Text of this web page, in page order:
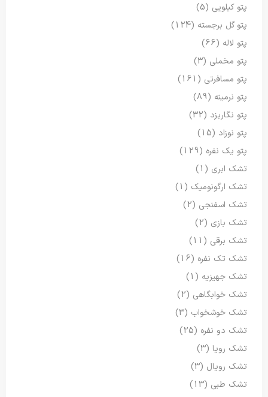
پتو کیلویی (5)
پتو گل برجسته (124)
پتو لاله (66)
پتو مخملی (3)
پتو مسافرتی (161)
پتو نرمینه (89)
پتو نگاریزد (32)
پتو نوزاد (15)
پتو یک نفره (129)
تشک ابری (1)
تشک ارگونومیک (1)
تشک اسفنجی (2)
تشک بازی (2)
تشک برقی (11)
تشک تک نفره (16)
تشک جهیزیه (1)
تشک خوابگاهی (2)
تشک خوشخواب (3)
تشک دو نفره (25)
تشک رویا (3)
تشک رویال (3)
تشک طبی (13)